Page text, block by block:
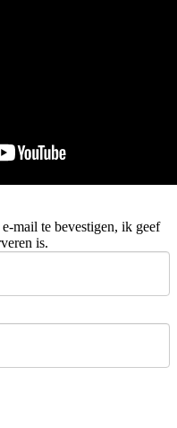
mail te bevestigen, ik geef
is.